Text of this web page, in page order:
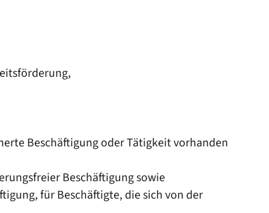
Beschäftigung oder Tätigkeit vorhanden
Beschäftigung sowie
für Beschäftigte, die sich von der